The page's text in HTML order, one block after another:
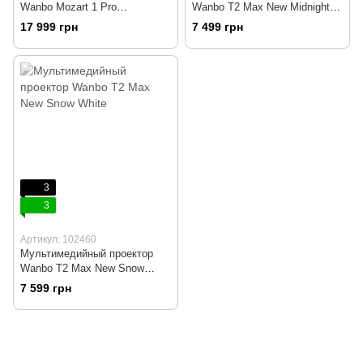
Wanbo Mozart 1 Pro
(6970885350412)
17 999 грн
Wanbo T2 Max New Midnight
Blue
7 499 грн
3
3
Артикул: 102460
Мультимедийный проектор
Wanbo T2 Max New Snow
White
7 599 грн